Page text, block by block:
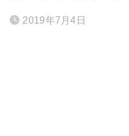
2019年7月4日